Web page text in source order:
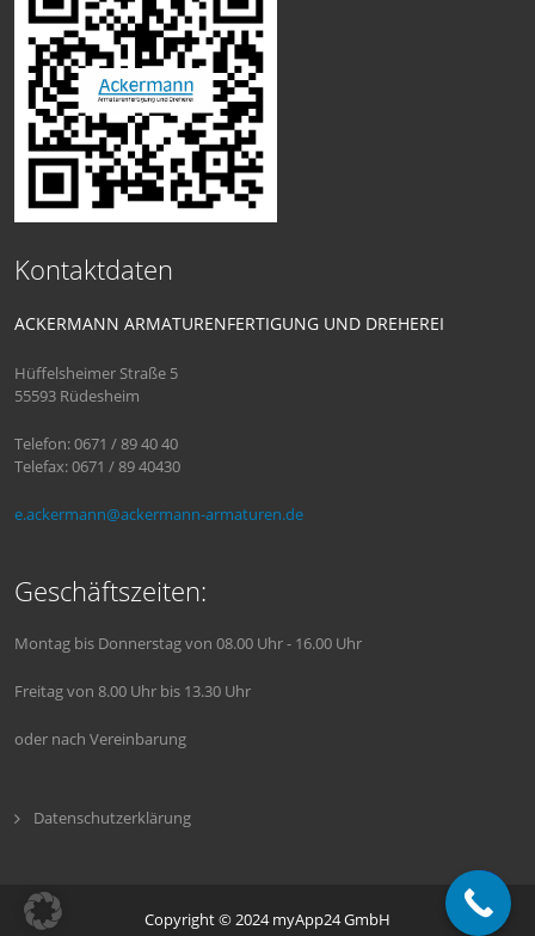
Kontaktdaten
ACKERMANN ARMATURENFERTIGUNG UND DREHEREI
Hüffelsheimer Straße 5
55593 Rüdesheim
Telefon: 0671 / 89 40 40
Telefax: 0671 / 89 40430
e.ackermann@ackermann-armaturen.de
Geschäftszeiten:
Montag bis Donnerstag von 08.00 Uhr - 16.00 Uhr
Freitag von 8.00 Uhr bis 13.30 Uhr
oder nach Vereinbarung
Datenschutzerklärung
Copyright © 2024myApp24 GmbH